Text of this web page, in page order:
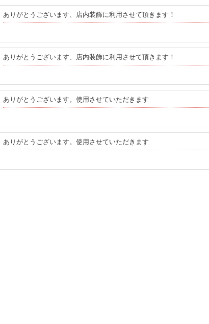
ありがとうございます、店内装飾に利用させて頂きます！
ありがとうございます、店内装飾に利用させて頂きます！
ありがとうございます。使用させていただきます
ありがとうございます。使用させていただきます